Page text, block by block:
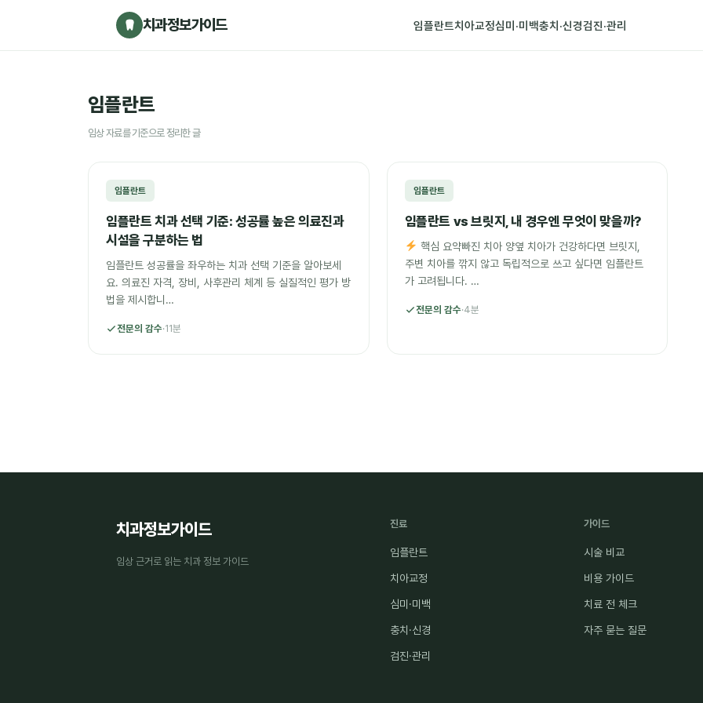
치과정보가이드 임플란트치아교정심미·미백충치·신경검진·관리
임플란트
임상 자료를 기준으로 정리한 글
임플란트
임플란트 치과 선택 기준: 성공률 높은 의료진과
시설을 구분하는 법
임플란트 성공률을 좌우하는 치과 선택 기준을 알아보세
요. 의료진 자격, 장비, 사후관리 체계 등 실질적인 평가 방
법을 제시합니…
전문의 감수·11분
임플란트
임플란트 vs 브릿지, 내 경우엔 무엇이 맞을까?
핵심 요약빠진 치아 양옆 치아가 건강하다면 브릿지,
주변 치아를 깎지 않고 독립적으로 쓰고 싶다면 임플란트
가 고려됩니다. …
전문의 감수·4분
치과정보가이드
임상 근거로 읽는 치과 정보 가이드
진료
임플란트
치아교정
심미·미백
충치·신경
검진·관리
가이드
시술 비교
비용 가이드
치료 전 체크
자주 묻는 질문